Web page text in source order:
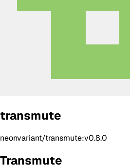
transmute
neonvariant/transmute:v0.8.0
Transmute